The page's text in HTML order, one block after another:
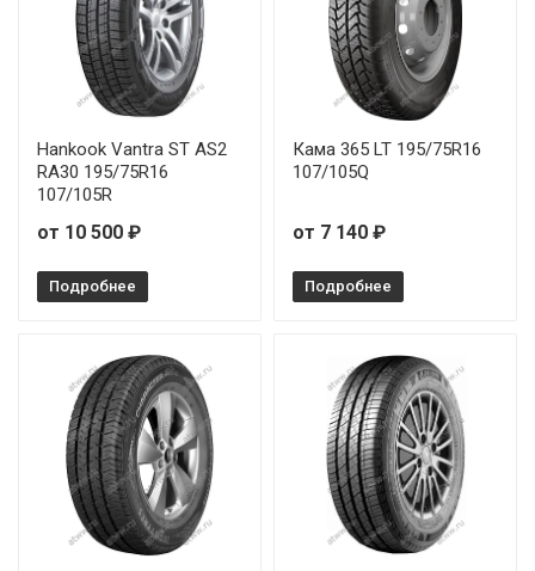
Hankook Vantra ST AS2
RA30 195/75R16
107/105R
от 10 500 ₽
Подробнее
Кама 365 LT 195/75R16
107/105Q
от 7 140 ₽
Подробнее